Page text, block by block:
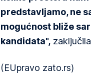
predstavljamo, ne
mogućnost bliže
kandidata",
(EUpravo zato.rs)